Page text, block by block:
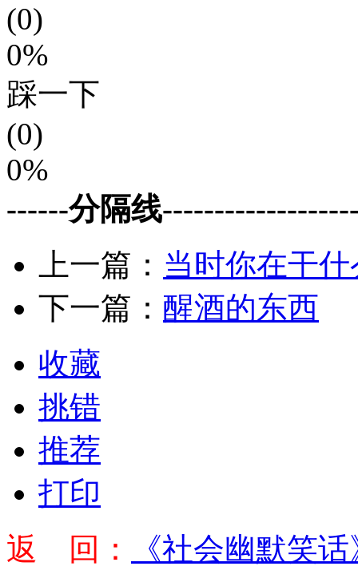
(0)
0%
踩一下
(0)
0%
------分隔线
上一篇： 当时你在干什
下一篇： 醒酒的东西
收藏
挑错
推荐
打印
返 回：
《社会幽默笑